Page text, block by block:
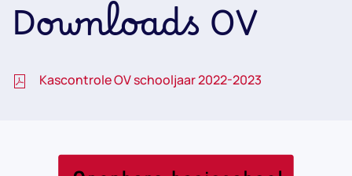
Downloads OV
Kascontrole OV schooljaar 2022-2023